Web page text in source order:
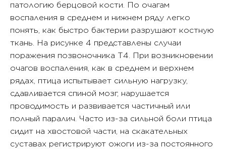
патологию берцовой кости. По очагам
воспаления в среднем и нижнем ряду легко
понять, как быстро бактерии разрушают костную
ткань. На рисунке 4 представлены случаи
поражения позвоночника Т4. При возникновении
очагов воспаления, как в среднем и верхнем
рядах, птица испытывает сильную нагрузку,
сдавливается спиной мозг, нарушается
проводимость и развивается частичный или
полный паралич. Часто из-за сильной боли птица
сидит на хвостовой части, на скакательных
суставах регистрируют ожоги из-за постоянного